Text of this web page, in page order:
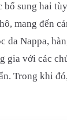
sung hai
mang đến
da Nappa,
gia với các
Trong khi